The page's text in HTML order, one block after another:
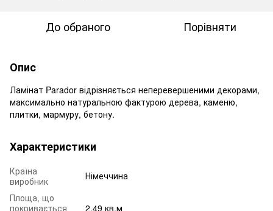
До обраного Порівняти
Опис
Ламінат Parador відрізняється неперевершеними декорами,
максимально натуральною фактурою дерева, каменю,
плитки, мармуру, бетону.
Характеристики
Країна
виробник
Німеччина
Площа, що
покривається
2.49 кв.м